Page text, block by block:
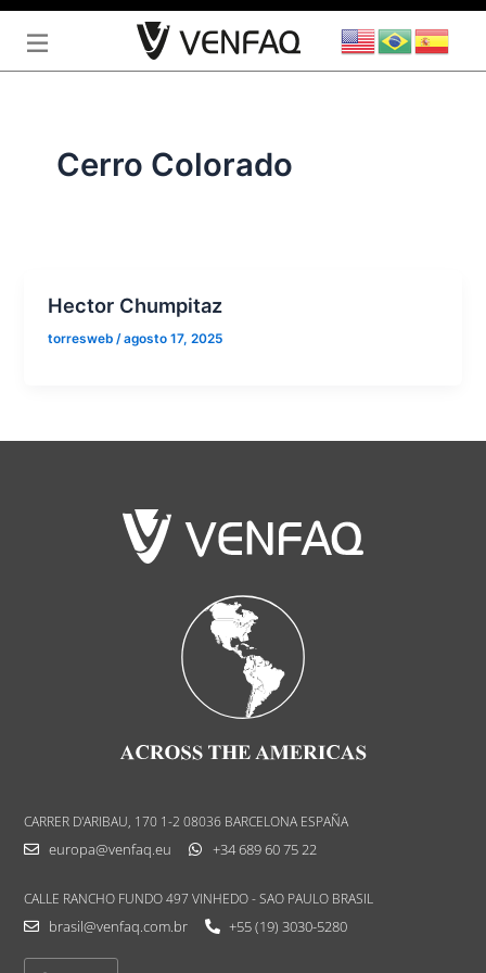
Ir
Cerro Colorado
Hector Chumpitaz
torresweb/agosto 17, 2025
CARRER D'ARIBAU, 170 1-2 08036 BARCELONA ESPAÑA
europa@venfaq.eu +34 689 60 75 22
CALLE RANCHO FUNDO 497 VINHEDO - SAO PAULO BRASIL
brasil@venfaq.com.br +55 (19) 3030-5280